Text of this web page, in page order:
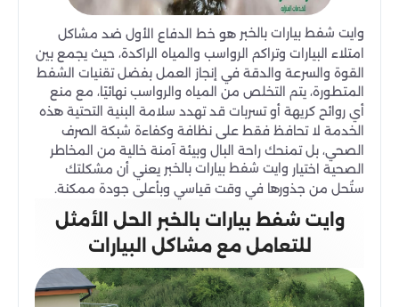
وايت شفط بيارات بالخبر هو خط الدفاع الأول ضد مشاكل
امتلاء البيارات وتراكم الرواسب والمياه الراكدة، حيث يجمع بين
القوة والسرعة والدقة في إنجاز العمل بفضل تقنيات الشفط
المتطورة، يتم التخلص من المياه والرواسب نهائيًا، مع منع
أي روائح كريهة أو تسربات قد تهدد سلامة البنية التحتية هذه
الخدمة لا تحافظ فقط على نظافة وكفاءة شبكة الصرف
الصحي، بل تمنحك راحة البال وبيئة آمنة خالية من المخاطر
الصحية اختيار وايت شفط بيارات بالخبر يعني أن مشكلتك
ستُحل من جذورها في وقت قياسي وبأعلى جودة ممكنة.
وايت شفط بيارات بالخبر الحل الأمثل
للتعامل مع مشاكل البيارات